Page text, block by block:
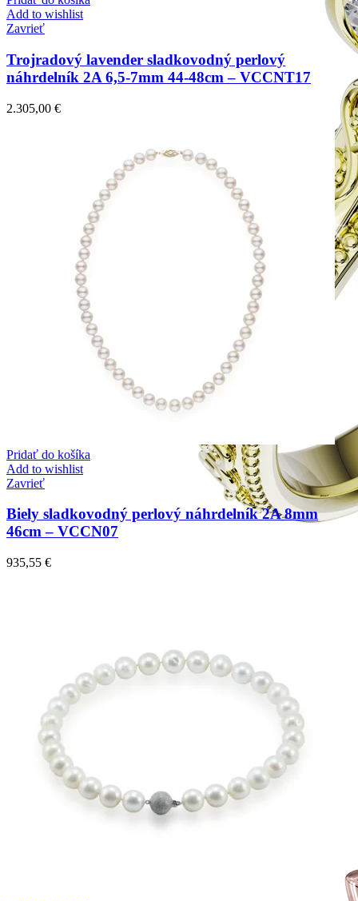
Elegant Night
Zásnubné prstne z kolekcie Elegant Night.
Add to wishlist
Zavrieť
Trojradový lavender sladkovodný perlový
náhrdelník 2A 6,5-7mm 44-48cm – VCCNT17
2.305,00 €
Pridať do košíka
Add to wishlist
Zavrieť
Biely sladkovodný perlový náhrdelník 2A 8mm
46cm – VCCN07
935,55 €